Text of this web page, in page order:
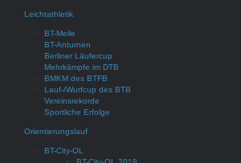
Leichtathletik
BT-Meile
BT-Anturnen
Berliner Läufercup
Mehrkämpfe im DTB
BMKM des BTFB
Lauf-/Wurfcup des BTB
Vereinsrekorde
Sportliche Erfolge
Orientierungslauf
BT-City-OL